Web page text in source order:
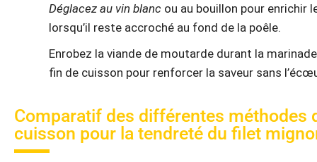
Déglacez au vin blanc ou au bouillon pour enrichir
lorsqu’il reste accroché au fond de la poêle.
Enrobez la viande de moutarde durant la
fin de cuisson pour renforcer la saveur sans
Comparatif des différentes méthodes
cuisson pour la tendreté du filet